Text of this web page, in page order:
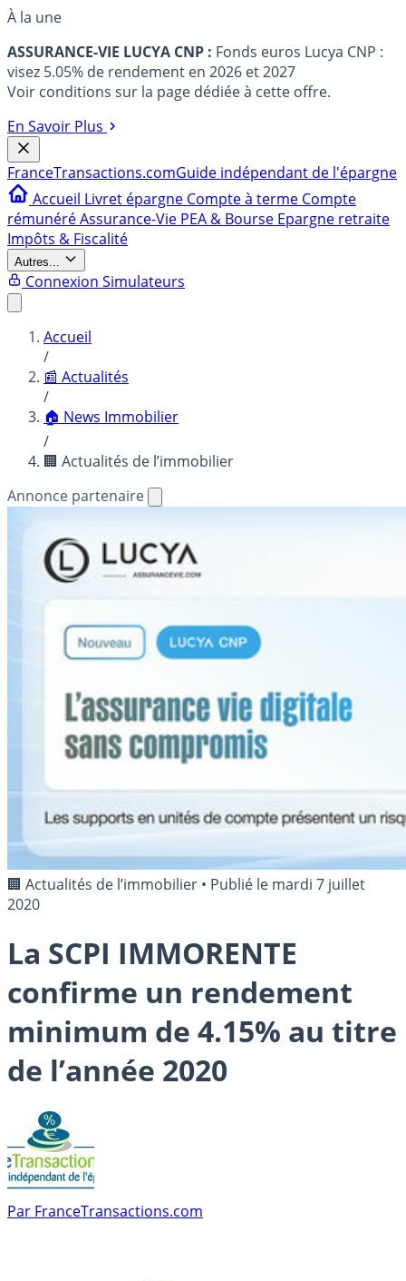
À la une
ASSURANCE-VIE LUCYA CNP : Fonds euros Lucya CNP :
visez 5.05% de rendement en 2026 et 2027
Voir conditions sur la page dédiée à cette offre.
En Savoir Plus
FranceTransactions.comGuide indépendant de l'épargne
Accueil Livret épargne Compte à terme Compte
rémunéréAssurance-Vie PEA & Bourse Epargne retraite
Impôts & Fiscalité
Autres...
Connexion Simulateurs
Accueil
/
📰 Actualités
/
🏠 News Immobilier
/
🏢 Actualités de l’immobilier
Annonce partenaire
🏢 Actualités de l’immobilier • Publié le mardi 7 juillet
2020
La SCPI IMMORENTE
confirme un rendement
minimum de 4.15% au titre
de l’année 2020
Par FranceTransactions.com